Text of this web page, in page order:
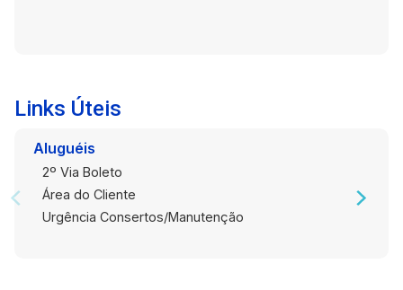
Links Úteis
Aluguéis
2º Via Boleto
Área do Cliente
Urgência Consertos/Manutenção